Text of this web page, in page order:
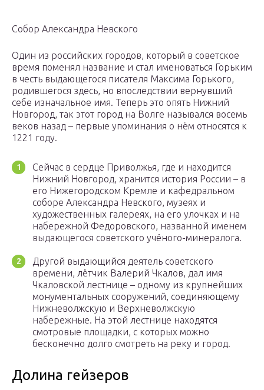
Собор Александра Невского
Один из российских городов, который в советское
время поменял название и стал именоваться Горьким
в честь выдающегося писателя Максима Горького,
родившегося здесь, но впоследствии вернувший
себе изначальное имя. Теперь это опять Нижний
Новгород, так этот город на Волге назывался восемь
веков назад – первые упоминания о нём относятся к
1221 году.
Сейчас в сердце Приволжья, где и находится
Нижний Новгород, хранится история России – в
его Нижегородском Кремле и кафедральном
соборе Александра Невского, музеях и
художественных галереях, на его улочках и на
набережной Федоровского, названной именем
выдающегося советского учёного-минералога.
Другой выдающийся деятель советского
времени, лётчик Валерий Чкалов, дал имя
Чкаловской лестнице – одному из крупнейших
монументальных сооружений, соединяющему
Нижневолжскую и Верхневолжскую
набережные. На этой лестнице находятся
смотровые площадки, с которых можно
бесконечно долго смотреть на реку и город.
Долина гейзеров